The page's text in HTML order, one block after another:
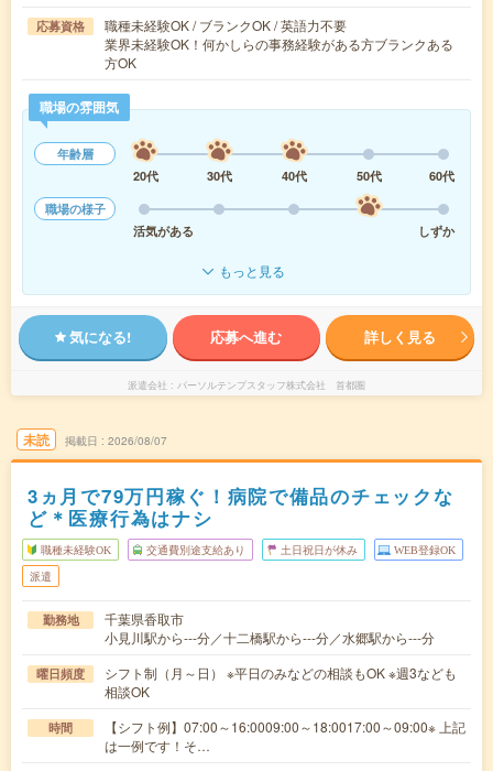
応募資格
職種未経験OK / ブランクOK / 英語力不要
業界未経験OK！何かしらの事務経験がある方ブランクある
方OK
職場の雰囲気
年齢層
20代
30代 40代 50代
60代
職場の様子
活気がある
しずか
もっと見る
気になる! 応募へ進む 詳しく見る
派遣会社 パーソルテンプスタッフ株式会社 首都圏
未読 掲載日 2026/08/07
3ヵ月で79万円稼ぐ！病院で備品のチェックな
ど＊医療行為はナシ
職種未経験OK 交通費別途支給あり 土日祝日が休み WEB登録OK
派遣
勤務地
千葉県香取市
小見川駅から---分／十二橋駅から---分／水郷駅から---分
曜日頻度
シフト制（月～日） ※平日のみなどの相談もOK ※週3なども
相談OK
時間
【シフト例】07:00～16:0009:00～18:0017:00～09:00※ 上記
は一例です！そ…